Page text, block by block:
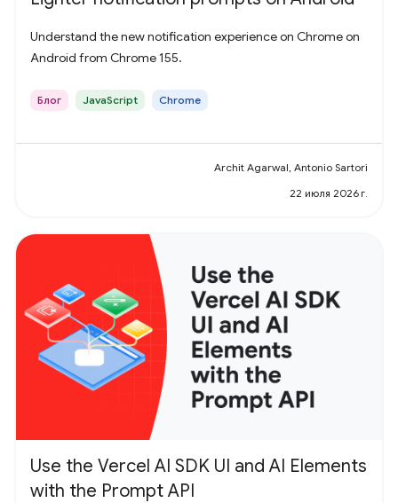
Understand the new notification experience on Chrome on
Android from Chrome 155.
Блог JavaScript Chrome
Archit Agarwal, Antonio Sartori
22 июля 2026 г.
Use the Vercel AI SDK UI and AI Elements
with the Prompt API